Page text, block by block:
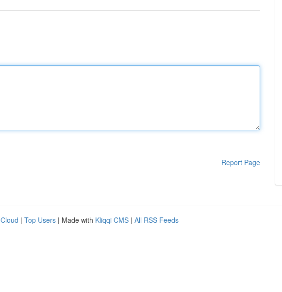
Report Page
| Top Users | Made with Kliqqi CMS | All RSS Feeds